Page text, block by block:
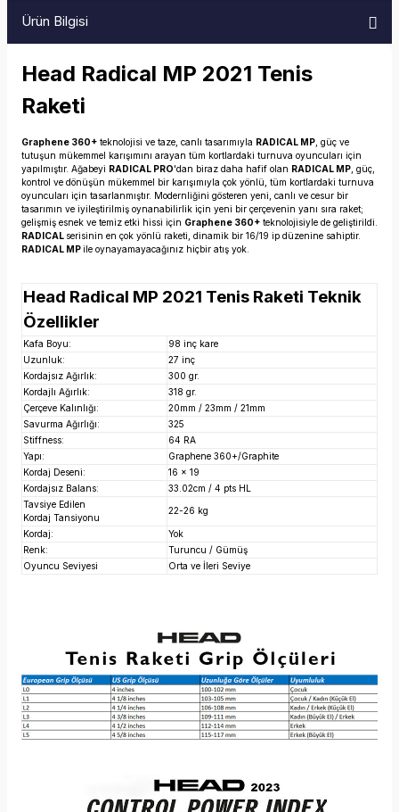
Ürün Bilgisi
Head Radical MP 2021 Tenis
Raketi
Graphene 360+ teknolojisi ve taze, canlı tasarımıyla RADICAL MP, güç ve
tutuşun mükemmel karışımını arayan tüm kortlardaki turnuva oyuncuları için
yapılmıştır. Ağabeyi RADICAL PRO'dan biraz daha hafif olan RADICAL MP, güç,
kontrol ve dönüşün mükemmel bir karışımıyla çok yönlü, tüm kortlardaki turnuva
oyuncuları için tasarlanmıştır. Modernliğini gösteren yeni, canlı ve cesur bir
tasarımın ve iyileştirilmiş oynanabilirlik için yeni bir çerçevenin yanı sıra raket;
gelişmiş esnek ve temiz etki hissi için Graphene 360+ teknolojisiyle de geliştirildi.
RADICAL serisinin en çok yönlü raketi, dinamik bir 16/19 ip düzenine sahiptir.
RADICAL MPile oynayamayacağınız hiçbir atış yok.
Head Radical MP 2021 Tenis Raketi Teknik
Özellikler
Kafa Boyu:
98 inç kare
Uzunluk:
27 inç
Kordajsız Ağırlık:
300 gr.
Kordajlı Ağırlık:
318 gr.
Çerçeve Kalınlığı:
20mm / 23mm / 21mm
Savurma Ağırlığı:
325
Stiffness:
64 RA
Yapı:
Graphene 360+/Graphite
Kordaj Deseni:
16 x 19
Kordajsız Balans:
33.02cm / 4 pts HL
Tavsiye Edilen
Kordaj Tansiyonu
22-26 kg
Kordaj:
Yok
Renk:
Turuncu / Gümüş
Oyuncu Seviyesi
Orta ve İleri Seviye